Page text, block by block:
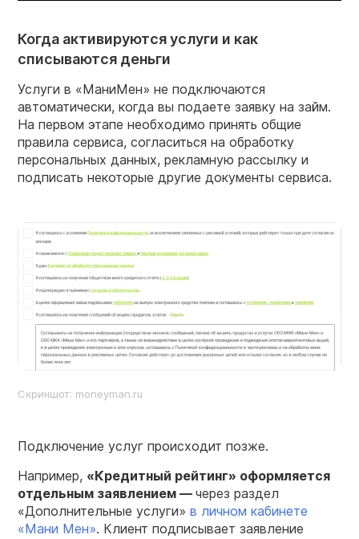
Когда активируются услуги и как
списываются деньги
Услуги в «МаниМен» не подключаются
автоматически, когда вы подаете заявку на займ.
На первом этапе необходимо принять общие
правила сервиса, согласиться на обработку
персональных данных, рекламную рассылку и
подписать некоторые другие документы сервиса.
Скриншот: moneyman.ru
Подключение услуг происходит позже.
Например, «Кредитный рейтинг» оформляется
отдельным заявлением — через раздел
«Дополнительные услуги» в личном кабинете
«Мани Мен». Клиент подписывает заявление